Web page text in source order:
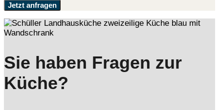
Jetzt anfragen
Sie haben Fragen zur
Küche?